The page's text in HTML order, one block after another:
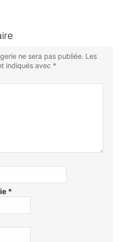
ne sera pas publiée. Les
indiqués avec *
*